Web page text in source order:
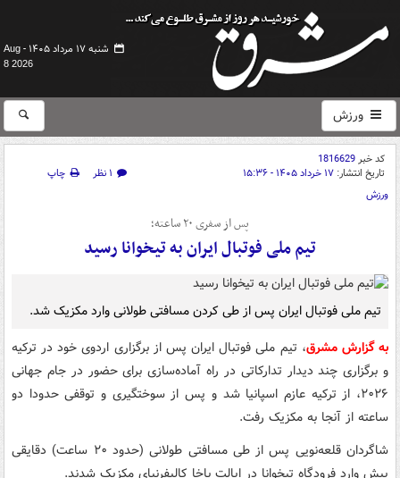
شنبه ۱۷ مرداد ۱۴۰۵ -
Aug
8 2026
ورزش
کد خبر1816629
تاریخ انتشار: ۱۷ خرداد ۱۴۰۵ - ۱۵:۳۶ ۱ نظر
چاپ
ورزش
پس از سفری ۲۰ ساعته؛
تیم ملی فوتبال ایران به تیخوانا رسید
تیم ملی فوتبال ایران پس از طی کردن مسافتی طولانی وارد مکزیک شد.
به گزارش مشرق، تیم ملی فوتبال ایران پس از برگزاری اردوی خود در ترکیه
و برگزاری چند دیدار تدارکاتی در راه آماده‌سازی برای حضور در جام جهانی
۲۰۲۶، از ترکیه عازم اسپانیا شد و پس از سوختگیری و توقفی حدودا دو
ساعته از آنجا به مکزیک رفت.
شاگردان قلعه‌نویی پس از طی مسافتی طولانی (حدود ۲۰ ساعت) دقایقی
پیش وارد فرودگاه تیخوانا در ایالت باخا کالیفرنیای مکزیک شدند.